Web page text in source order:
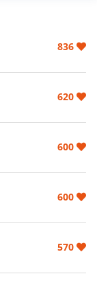
836
620
600
600
570